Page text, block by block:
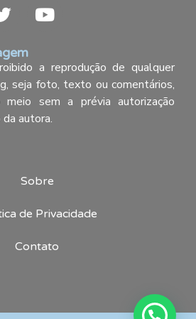
a reprodução de qualquer
seja foto, texto ou comentários,
sem a prévia autorização
autora.
Sobre
de Privacidade
Contato